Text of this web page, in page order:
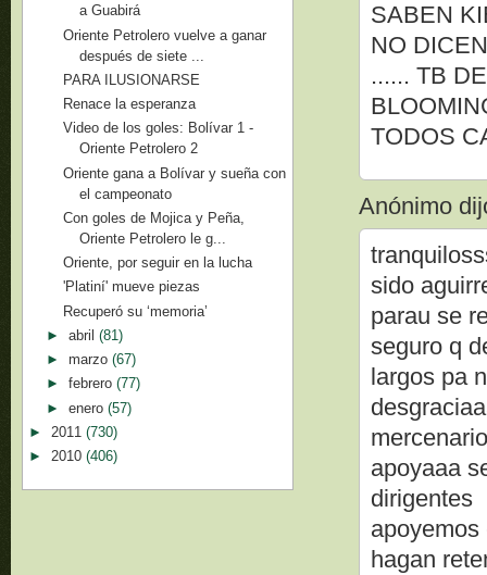
SABEN
NO
...... TB
TODOS
Anónimo
sido
parau se
seguro q
largos pa
apoyaaa
dirigentes
hagan
a Guabirá
Oriente Petrolero vuelve a ganar
después de siete ...
PARA ILUSIONARSE
Renace la esperanza
Video de los goles: Bolívar 1 -
Oriente Petrolero 2
Oriente gana a Bolívar y sueña con
el campeonato
Con goles de Mojica y Peña,
Oriente Petrolero le g...
Oriente, por seguir en la lucha
'Platiní' mueve piezas
Recuperó su ‘memoria’
► abril (81)
► marzo (67)
► febrero (77)
► enero (57)
► 2011 (730)
► 2010 (406)